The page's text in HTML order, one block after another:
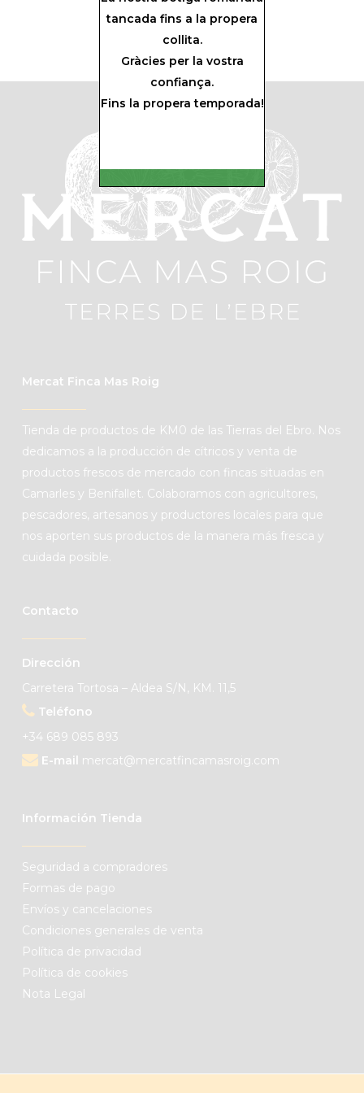
Mercat Finca Mas Roig
Tienda de productos de KM0 de las Tierras del Ebro. Nos
dedicamos a la producción de cítricos y venta de
productos frescos de mercado con fincas situadas en
Camarles y Benifallet. Colaboramos con agricultores,
pescadores, artesanos y productores locales para que
nos aporten sus productos de la manera más fresca y
cuidada posible.
Contacto
Dirección
Carretera Tortosa – Aldea S/N, KM. 11,5
Teléfono
+34 689 085 893
E-mail mercat@mercatfincamasroig.com
Información Tienda
Seguridad a compradores
Formas de pago
Envíos y cancelaciones
Condiciones generales de venta
Política de privacidad
Política de cookies
Nota Legal
tancada fins a la propera
collita.
Gràcies per la vostra
confiança.
Fins la propera temporada!